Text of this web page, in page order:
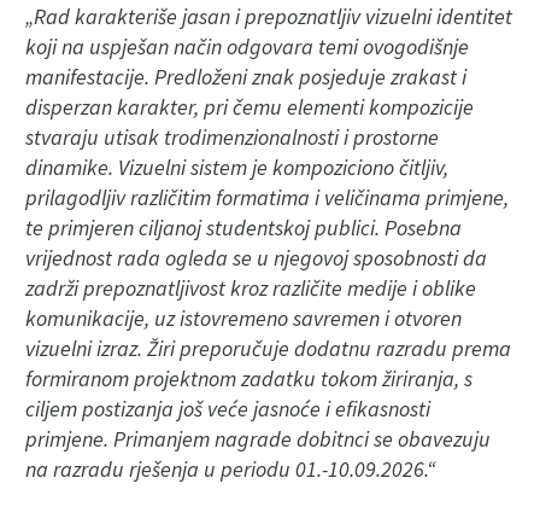
„Rad karakteriše jasan i prepoznatljiv vizuelni identitet
koji na uspješan način odgovara temi ovogodišnje
manifestacije. Predloženi znak posjeduje zrakast i
disperzan karakter, pri čemu elementi kompozicije
stvaraju utisak trodimenzionalnosti i prostorne
dinamike. Vizuelni sistem je kompoziciono čitljiv,
prilagodljiv različitim formatima i veličinama primjene,
te primjeren ciljanoj studentskoj publici. Posebna
vrijednost rada ogleda se u njegovoj sposobnosti da
zadrži prepoznatljivost kroz različite medije i oblike
komunikacije, uz istovremeno savremen i otvoren
vizuelni izraz. Žiri preporučuje dodatnu razradu prema
formiranom projektnom zadatku tokom žiriranja, s
ciljem postizanja još veće jasnoće i efikasnosti
primjene. Primanjem nagrade dobitnci se obavezuju
na razradu rješenja u periodu 01.-10.09.2026.“